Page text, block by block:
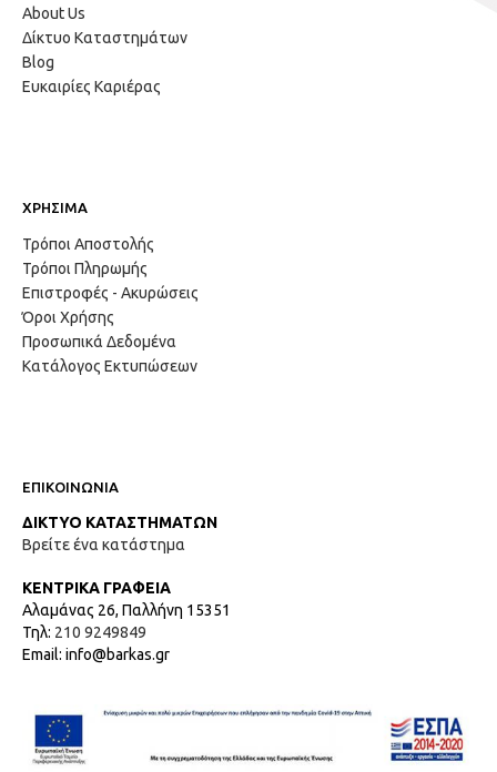
About Us
Δίκτυο Καταστημάτων
Blog
Ευκαιρίες Καριέρας
ΧΡΗΣΙΜΑ
Τρόποι Αποστολής
Τρόποι Πληρωμής
Επιστροφές - Ακυρώσεις
Όροι Χρήσης
Προσωπικά Δεδομένα
Κατάλογος Εκτυπώσεων
ΕΠΙΚΟΙΝΩΝΙΑ
ΔΙΚΤΥΟ ΚΑΤΑΣΤΗΜΑΤΩΝ
Βρείτε ένα κατάστημα
ΚΕΝΤΡΙΚΑ ΓΡΑΦΕΙΑ
Αλαμάνας 26, Παλλήνη 15351
Τηλ: 210 9249849
Email: info@barkas.gr